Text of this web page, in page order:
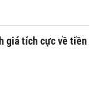
giá tích cực về tiền